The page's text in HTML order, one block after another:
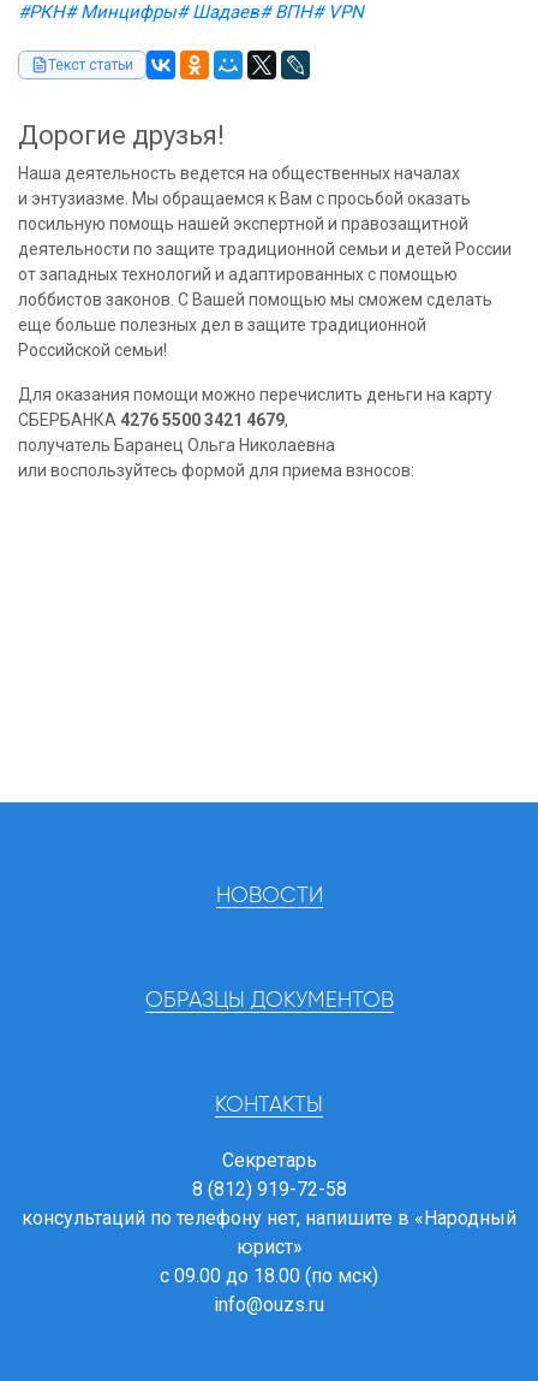
#РКН# Минцифры# Шадаев# ВПН# VPN
Текст статьи
Дорогие друзья!
Наша деятельность ведется на общественных началах
и энтузиазме. Мы обращаемся к Вам с просьбой оказать
посильную помощь нашей экспертной и правозащитной
деятельности по защите традиционной семьи и детей России
от западных технологий и адаптированных с помощью
лоббистов законов. С Вашей помощью мы сможем сделать
еще больше полезных дел в защите традиционной
Российской семьи!
Для оказания помощи можно перечислить деньги на карту
СБЕРБАНКА 4276 5500 3421 4679,
получатель Баранец Ольга Николаевна
или воспользуйтесь формой для приема взносов:
НОВОСТИ
ОБРАЗЦЫ ДОКУМЕНТОВ
КОНТАКТЫ
Секретарь
8 (812) 919-72-58
консультаций по телефону нет, напишите в «Народный
юрист»
с 09.00 до 18.00 (по мск)
info@ouzs.ru